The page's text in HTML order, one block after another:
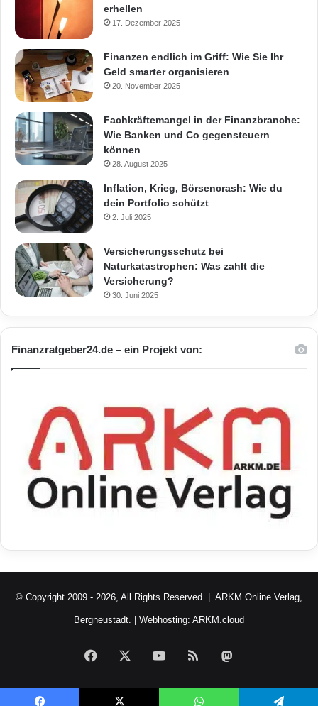
erhellen
17. Dezember 2025
Finanzen endlich im Griff: Wie Sie Ihr
Geld smarter organisieren
20. November 2025
Fachkräftemangel in der Finanzbranche:
Wie Banken und Co gegensteuern
können
28. August 2025
Inflation, Krieg, Börsencrash: Wie du
dein Portfolio schützt
2. Juli 2025
Versicherungsschutz bei
Naturkatastrophen: Was zahlt die
Versicherung?
30. Juni 2025
Finanzratgeber24.de – ein Projekt von:
© Copyright 2009 - 2026, All Rights Reserved | ARKM Online Verlag,
Bergneustadt. | Webhosting: ARKM.cloud
Facebook YouTubeRSS